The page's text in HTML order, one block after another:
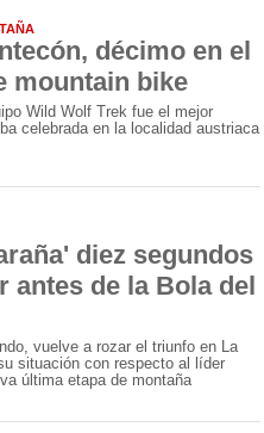
décimo en el
mountain bike
Wild Wolf Trek fue el mejor
celebrada en la localidad austriaca
diez segundos
antes de la Bola del
vuelve a rozar el triunfo en La
situación con respecto al líder
última etapa de montaña